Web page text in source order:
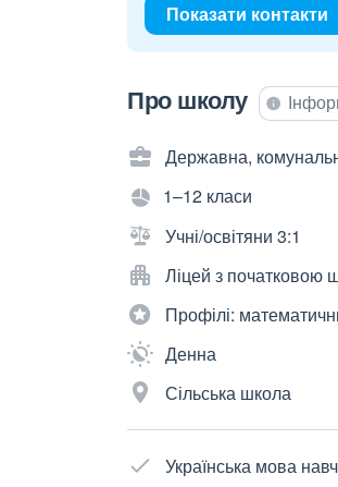
Показати контакти
Про школу
Державна,
1–12 класи
Учні/освітяни 3:1
Ліцей з початковою
Профілі:
Денна
Сільська школа
Українська мова